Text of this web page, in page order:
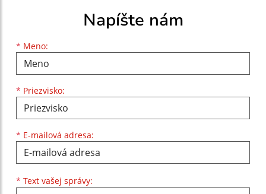
Napíšte nám
* Meno:
Meno
* Priezvisko:
Priezvisko
* E-mailová adresa:
E-mailová adresa
* Text vašej správy: